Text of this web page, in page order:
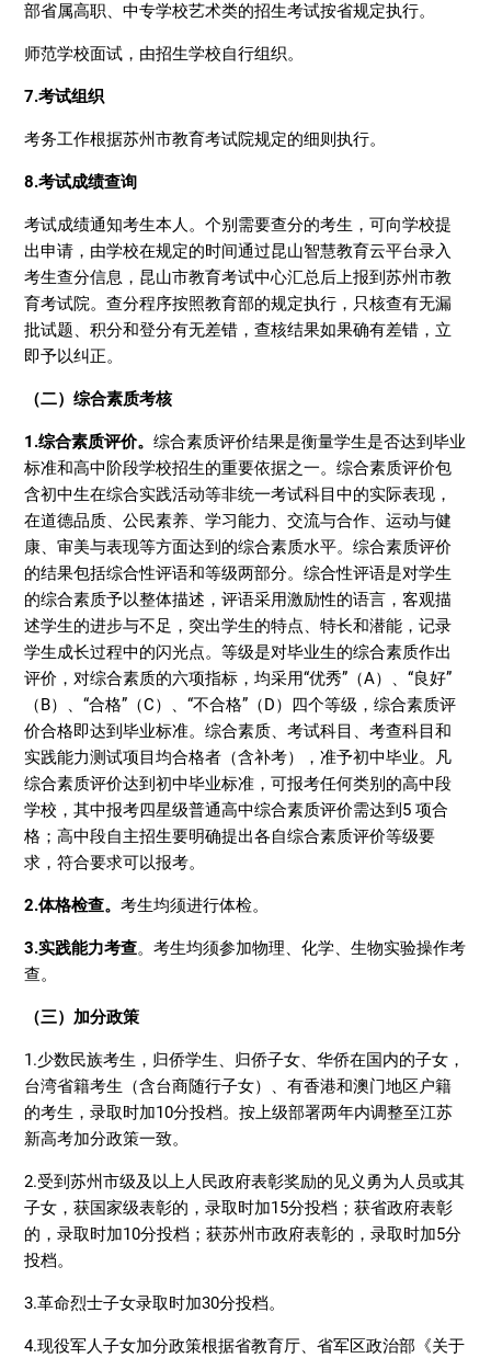
部省属高职、中专学校艺术类的招生考试按省规定执行。
师范学校面试，由招生学校自行组织。
7.考试组织
考务工作根据苏州市教育考试院规定的细则执行。
8.考试成绩查询
考试成绩通知考生本人。个别需要查分的考生，可向学校提
出申请，由学校在规定的时间通过昆山智慧教育云平台录入
考生查分信息，昆山市教育考试中心汇总后上报到苏州市教
育考试院。查分程序按照教育部的规定执行，只核查有无漏
批试题、积分和登分有无差错，查核结果如果确有差错，立
即予以纠正。
（二）综合素质考核
1.综合素质评价。 综合素质评价结果是衡量学生是否达到毕业
标准和高中阶段学校招生的重要依据之一。综合素质评价包
含初中生在综合实践活动等非统一考试科目中的实际表现，
在道德品质、公民素养、学习能力、交流与合作、运动与健
康、审美与表现等方面达到的综合素质水平。综合素质评价
的结果包括综合性评语和等级两部分。综合性评语是对学生
的综合素质予以整体描述，评语采用激励性的语言，客观描
述学生的进步与不足，突出学生的特点、特长和潜能，记录
学生成长过程中的闪光点。等级是对毕业生的综合素质作出
评价，对综合素质的六项指标，均采用“优秀”（A）、“良好”
（B）、“合格”（C）、“不合格”（D）四个等级，综合素质评
价合格即达到毕业标准。综合素质、考试科目、考查科目和
实践能力测试项目均合格者（含补考），准予初中毕业。凡
综合素质评价达到初中毕业标准，可报考任何类别的高中段
学校，其中报考四星级普通高中综合素质评价需达到5 项合
格；高中段自主招生要明确提出各自综合素质评价等级要
求，符合要求可以报考。
2.体格检查。 考生均须进行体检。
3.实践能力考查。考生均须参加物理、化学、生物实验操作考
查。
（三）加分政策
1.少数民族考生，归侨学生、归侨子女、华侨在国内的子女，
台湾省籍考生（含台商随行子女）、有香港和澳门地区户籍
的考生，录取时加10分投档。按上级部署两年内调整至江苏
新高考加分政策一致。
2.受到苏州市级及以上人民政府表彰奖励的见义勇为人员或其
子女，获国家级表彰的，录取时加15分投档；获省政府表彰
的，录取时加10分投档；获苏州市政府表彰的，录取时加5分
投档。
3.革命烈士子女录取时加30分投档。
4.现役军人子女加分政策根据省教育厅、省军区政治部《关于